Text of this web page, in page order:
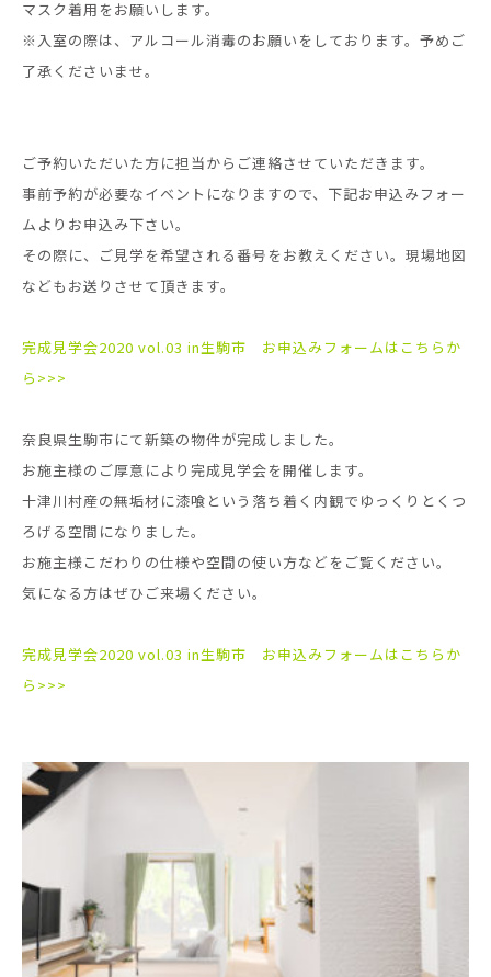
マスク着用をお願いします。
※入室の際は、アルコール消毒のお願いをしております。予めご
了承くださいませ。
ご予約いただいた方に担当からご連絡させていただきます。
事前予約が必要なイベントになりますので、下記お申込みフォー
ムよりお申込み下さい。
その際に、ご見学を希望される番号をお教えください。現場地図
などもお送りさせて頂きます。
完成見学会2020 vol.03 in生駒市 お申込みフォームはこちらか
ら>>>
奈良県生駒市にて新築の物件が完成しました。
お施主様のご厚意により完成見学会を開催します。
十津川村産の無垢材に漆喰という落ち着く内観でゆっくりとくつ
ろげる空間になりました。
お施主様こだわりの仕様や空間の使い方などをご覧ください。
気になる方はぜひご来場ください。
完成見学会2020 vol.03 in生駒市 お申込みフォームはこちらか
ら>>>